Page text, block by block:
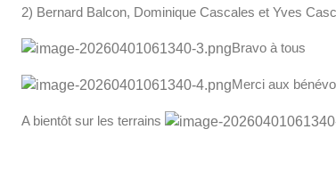
2) Bernard Balcon, Dominique Cascales et Yves
Bravo à tous
Merci aux
A bientôt sur les terrains